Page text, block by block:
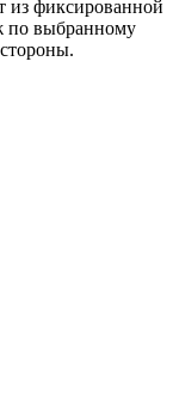
из фиксированной
по выбранному